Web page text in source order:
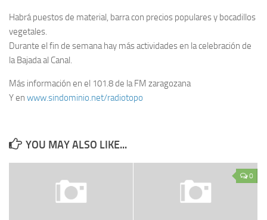
Habrá puestos de material, barra con precios populares y bocadillos
vegetales.
Durante el fin de semana hay más actividades en la celebración de
la Bajada al Canal.
Más información en el 101.8 de la FM zaragozana
Y en www.sindominio.net/radiotopo
YOU MAY ALSO LIKE...
0